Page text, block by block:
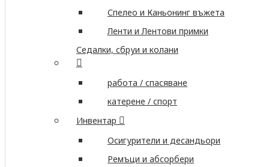
Спелео и Каньонинг въжета
Ленти и Лентови примки
Седалки, сбруи и колани
работа / спасяване
катерене / спорт
Инвентар
Осигурители и десандьори
Ремъци и абсорбери